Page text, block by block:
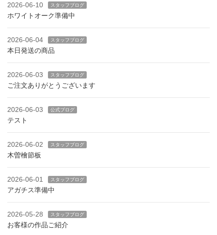
2026-06-10 スタッフブログ
ホワイトオーク準備中
2026-06-04 スタッフブログ
本日発送の商品
2026-06-03 スタッフブログ
ご注文ありがとうございます
2026-06-03 公式ブログ
テスト
2026-06-02 スタッフブログ
木曽檜節板
2026-06-01 スタッフブログ
アガチス準備中
2026-05-28 スタッフブログ
お客様の作品ご紹介